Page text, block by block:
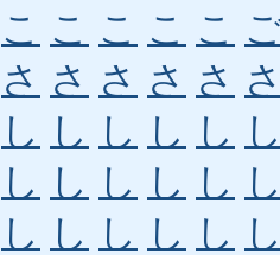
こ こ こ こ こ
さ さ さ さ さ
し し し し し
し し し し し
し し し し し